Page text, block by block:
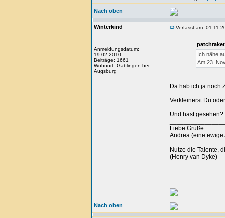
Nach oben
Winterkind
Anmeldungsdatum:
19.02.2010
Beiträge: 1661
Wohnort: Gablingen bei
Augsburg
Verfasst am:
Ich nähe
Am 23.
Da hab ich ja noch
Verkleinerst Du
Und hast
Liebe Grüße
Andrea (eine ewige
Nutze die Talente,
(Henry van Dyke)
Nach oben